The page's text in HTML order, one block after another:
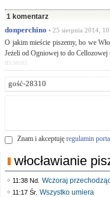
1 komentarz
donperchino • 25 sierpnia 2014,
O jakim mieście piszemy, bo we
Jeżeli od Ogniowej to do Cellozowej
ID:58185
Znam i akceptuję regulamin
włocławianie
11:38 Nd. Wczoraj
11:17 Śr. Wszystko umiera